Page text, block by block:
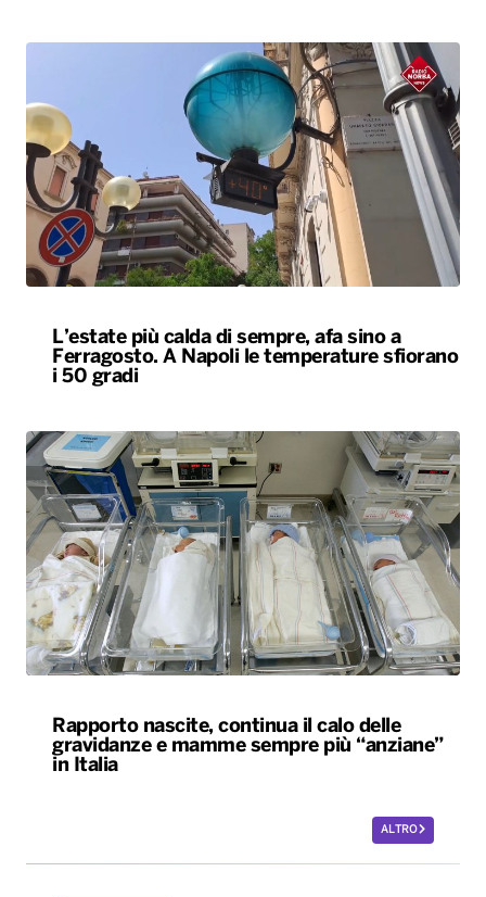
L’estate più calda di sempre, afa sino a
Ferragosto. A Napoli le temperature sfiorano
i 50 gradi
Rapporto nascite, continua il calo delle
gravidanze e mamme sempre più “anziane”
in Italia
ALTRO